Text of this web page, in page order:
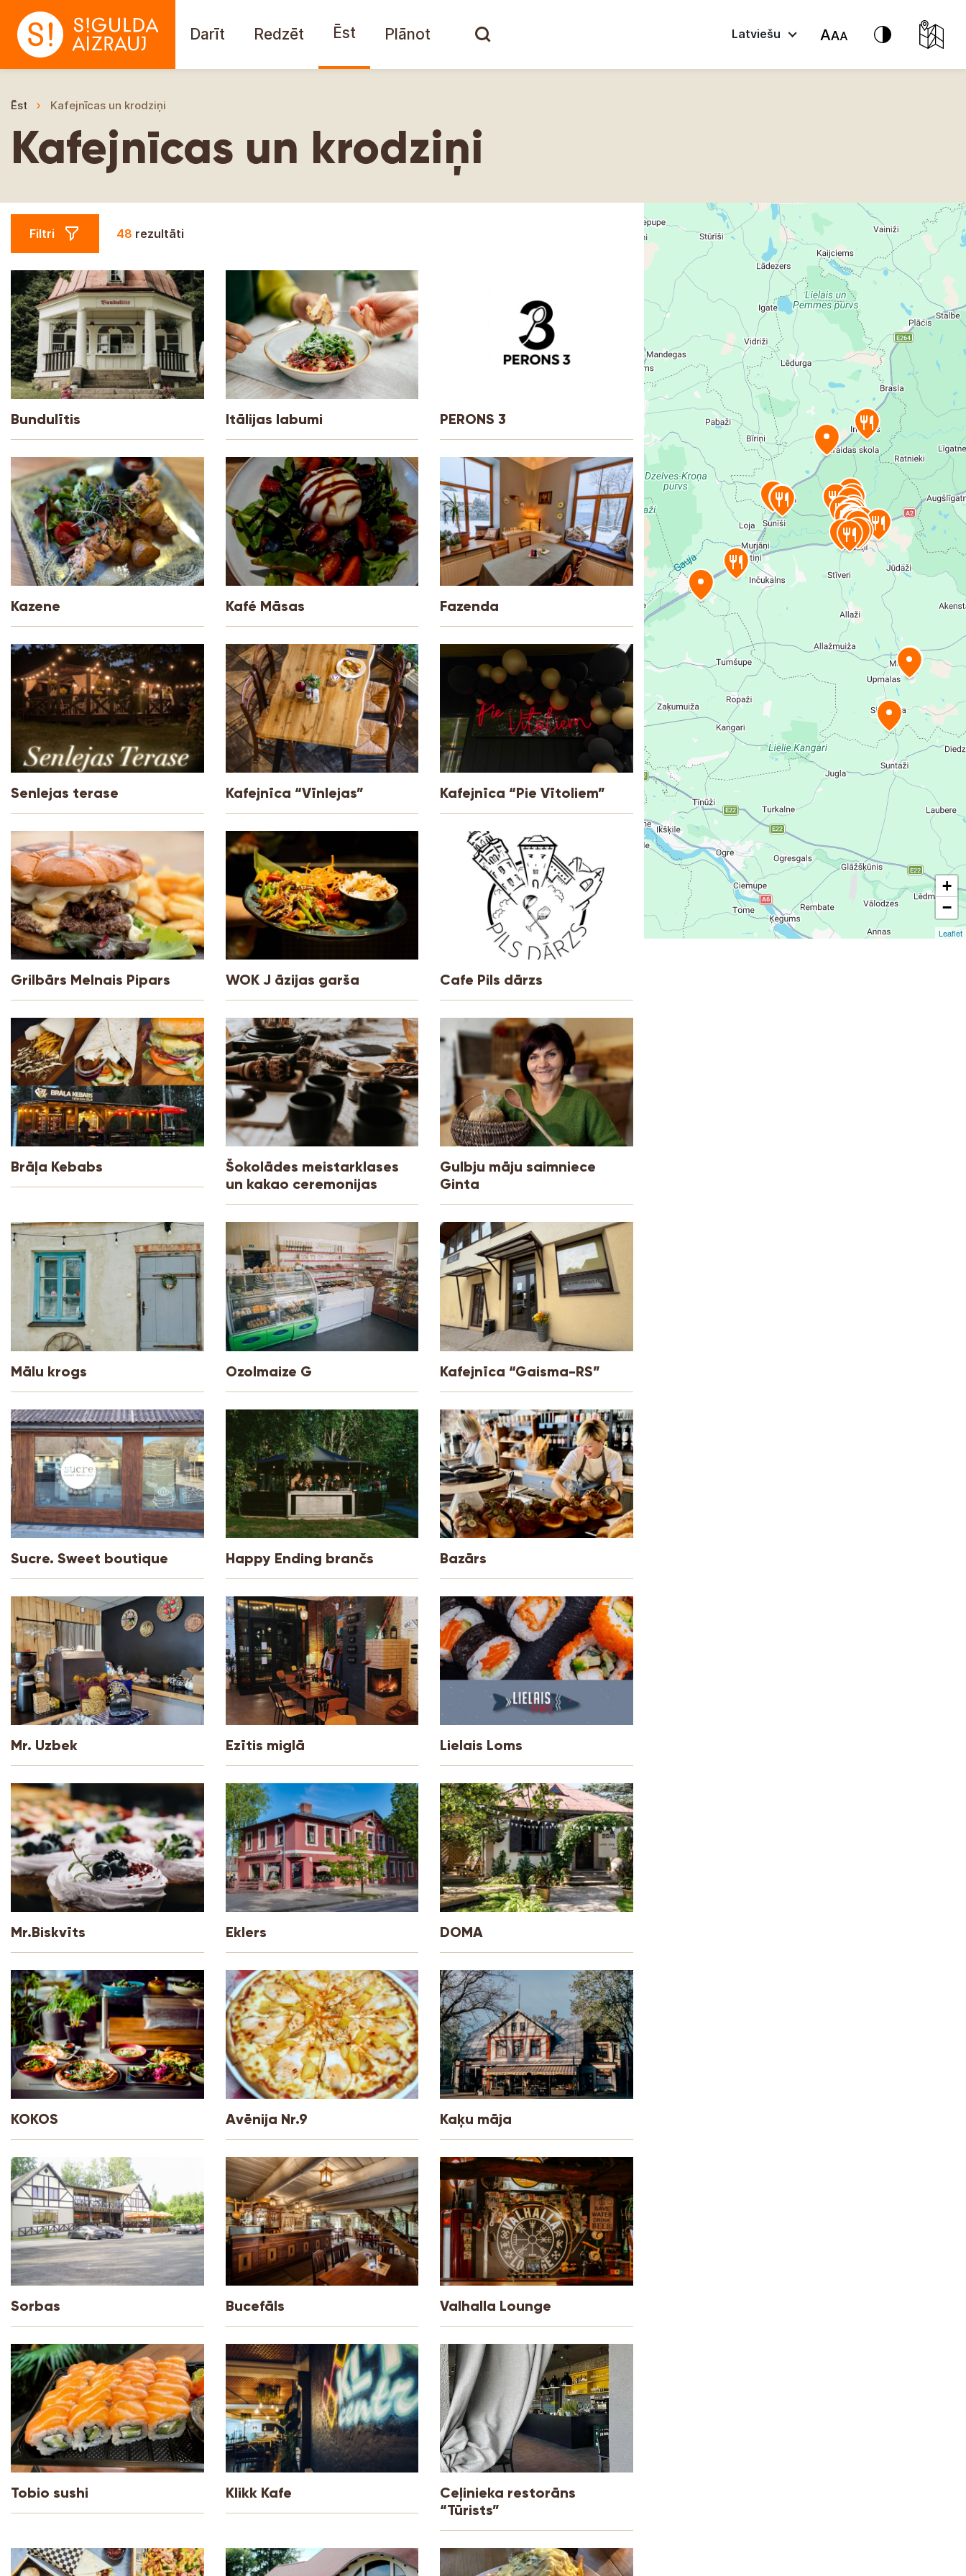
Darīt Redzēt Ēst Plānot Latviešu
Ēst Kafejnīcas un krodziņi
Kafejnīcas un krodziņi
Filtri 48 rezultāti
Bundulītis Itālijas labumi PERONS 3
Kazene Kafé Māsas Fazenda
Senlejas terase Kafejnīca “Vīnlejas” Kafejnīca “Pie Vītoliem”
Grilbārs Melnais Pipars WOK J āzijas garša Cafe Pils dārzs
Brāļa Kebabs
Šokolādes meistarklases
un kakao ceremonijas
Gulbju māju saimniece
Ginta
Mālu krogs Ozolmaize G Kafejnīca “Gaisma-RS”
Sucre. Sweet boutique Happy Ending brančs Bazārs
Mr. Uzbek Ezītis miglā Lielais Loms
Mr.Biskvīts Eklers DOMA
KOKOS Avēnija Nr.9 Kaķu māja
Sorbas Bucefāls Valhalla Lounge
Tobio sushi Klikk Kafe
Ceļinieka restorāns
“Tūrists”
+
−
Leaflet